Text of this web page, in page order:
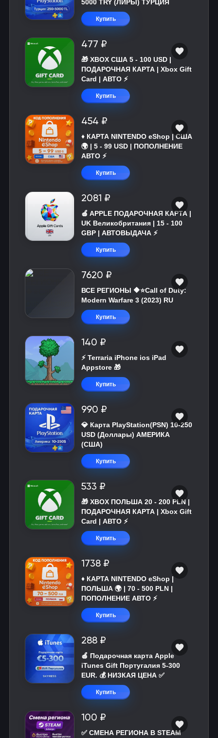
5000 TRY (ЛИРЫ) ТУРЦИЯ
Купить
477 ₽
🎁 XBOX США 5 - 100 USD |
ПОДАРОЧНАЯ КАРТА | Xbox Gift
Card | АВТО ⚡
Купить
454 ₽
♦️ КАРТА NINTENDO eShop | США
🌍 | 5 - 99 USD | ПОПОЛНЕНИЕ
АВТО ⚡
Купить
2081 ₽
🍎 APPLE ПОДАРОЧНАЯ КАРТА |
UK Великобритания | 15 - 100
GBP | АВТОВЫДАЧА ⚡️
Купить
7620 ₽
ВСЕ РЕГИОНЫ 🔶⭐Call of Duty:
Modern Warfare 3 (2023) RU
Купить
140 ₽
⚡️ Terraria iPhone ios iPad
Appstore 🎁
Купить
990 ₽
💎 Карта PlayStation(PSN) 10-250
USD (Доллары) АМЕРИКА
(США)
Купить
533 ₽
🎁 XBOX ПОЛЬША 20 - 200 PLN |
ПОДАРОЧНАЯ КАРТА | Xbox Gift
Card | АВТО ⚡
Купить
1738 ₽
♦️ КАРТА NINTENDO eShop |
ПОЛЬША 🌍 | 70 - 500 PLN |
ПОПОЛНЕНИЕ АВТО ⚡
Купить
288 ₽
🍎 Подарочная карта Apple
iTunes Gift Португалия 5-300
EUR. 💰 НИЗКАЯ ЦЕНА ✅
Купить
100 ₽
✅ СМЕНА РЕГИОНА В STEAM